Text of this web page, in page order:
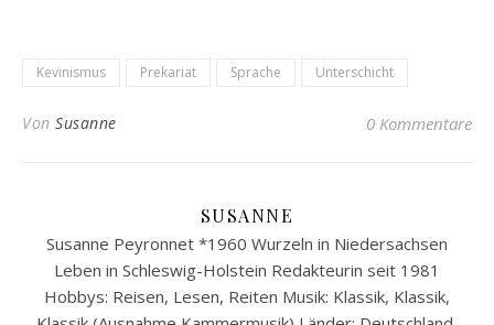
Kevinismus Prekariat Sprache Unterschicht
Von Susanne 0 Kommentare
SUSANNE
Susanne Peyronnet *1960 Wurzeln in Niedersachsen
Leben in Schleswig-Holstein Redakteurin seit 1981
Hobbys: Reisen, Lesen, Reiten Musik: Klassik, Klassik,